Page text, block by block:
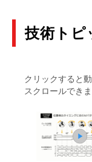
技術トピ